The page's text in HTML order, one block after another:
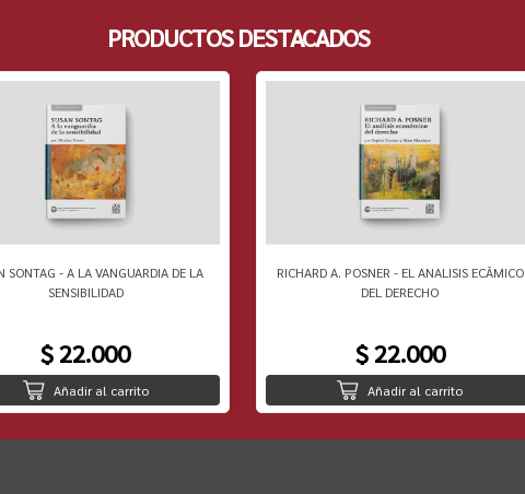
PRODUCTOS DESTACADOS
SONTAG - A LA VANGUARDIA DE LA
SENSIBILIDAD
$ 22.000
Añadir al carrito
RICHARD A. POSNER - EL ANALISIS ECÃMICO
DEL DERECHO
$ 22.000
Añadir al carrito